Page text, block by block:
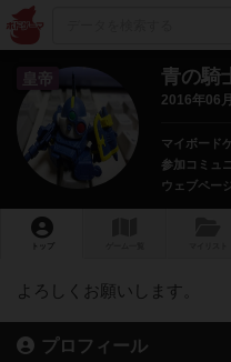
皇帝 青の騎
2016年06
マイボード
参加コミュ
ウェブペー
トップ
よろしくお願いします。
プロフィール